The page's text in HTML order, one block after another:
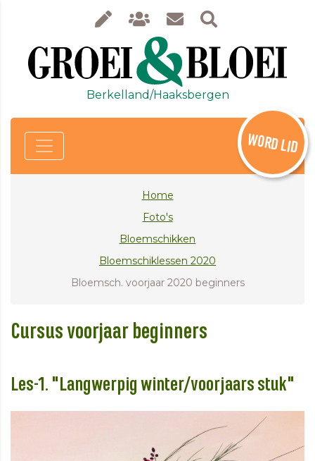
Berkelland/Haaksbergen
WORD LID
Home
Foto's
Bloemschikken
Bloemschiklessen 2020
Bloemsch. voorjaar 2020 beginners
Cursus voorjaar beginners
Les-1. "Langwerpig winter/voorjaars stuk"